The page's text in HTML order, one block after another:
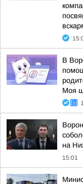
В
Моя
на
15:01